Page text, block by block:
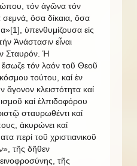
τόν ἀγῶνα τόν
σεμνά, ὅσα δίκαια, ὅσα
ὑπενθυμίζουσα εἰς
Ἀνάστασιν εἶναι
Σταυρόν. Ἡ
τόν λαόν τοῦ Θεοῦ
τούτου, καί ἐν
κλειστότητα καί
καί ἐλπιδοφόρου
σταυρωθέντι καί
ἀκυρώνει καί
περί τοῦ χριστιανικοῦ
τῆς δῆθεν
τῆς